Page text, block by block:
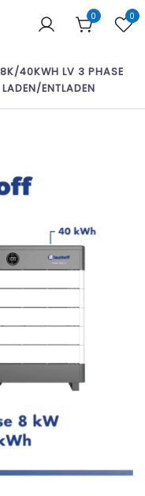
0 0
40KWH LV 3 PHASE
ENTLADEN